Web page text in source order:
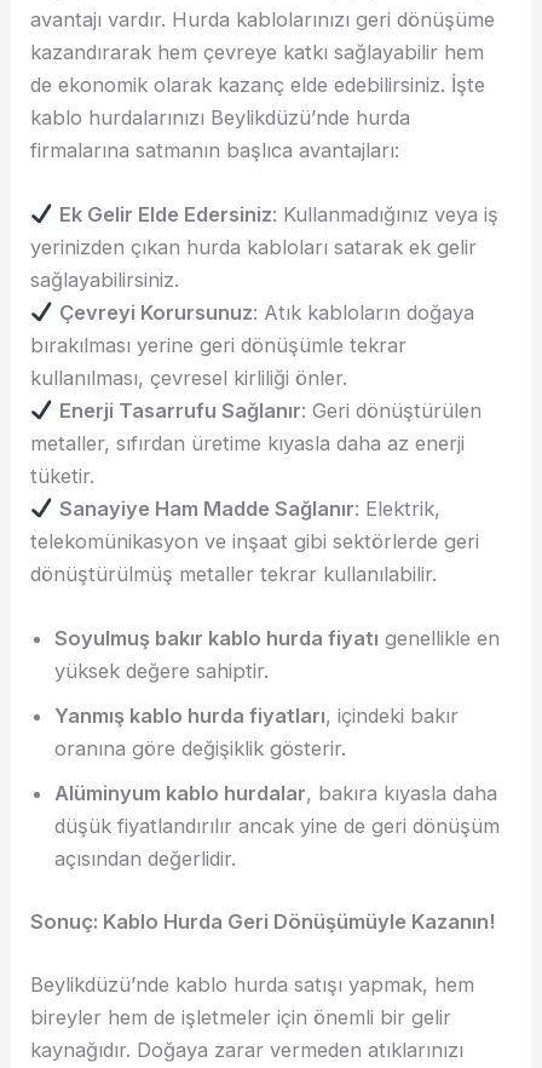
avantajı vardır. Hurda kablolarınızı geri dönüşüme
kazandırarak hem çevreye katkı sağlayabilir hem
de ekonomik olarak kazanç elde edebilirsiniz. İşte
kablo hurdalarınızı Beylikdüzü’nde hurda
firmalarına satmanın başlıca avantajları:
Ek Gelir Elde Edersiniz: Kullanmadığınız veya iş
yerinizden çıkan hurda kabloları satarak ek gelir
sağlayabilirsiniz.
Çevreyi Korursunuz: Atık kabloların doğaya
bırakılması yerine geri dönüşümle tekrar
kullanılması, çevresel kirliliği önler.
Enerji Tasarrufu Sağlanır: Geri dönüştürülen
metaller, sıfırdan üretime kıyasla daha az enerji
tüketir.
Sanayiye Ham Madde Sağlanır: Elektrik,
telekomünikasyon ve inşaat gibi sektörlerde geri
dönüştürülmüş metaller tekrar kullanılabilir.
Soyulmuş bakır kablo hurda fiyatı genellikle en
yüksek değere sahiptir.
Yanmış kablo hurda fiyatları, içindeki bakır
oranına göre değişiklik gösterir.
Alüminyum kablo hurdalar, bakıra kıyasla daha
düşük fiyatlandırılır ancak yine de geri dönüşüm
açısından değerlidir.
Sonuç: Kablo Hurda Geri Dönüşümüyle Kazanın!
Beylikdüzü’nde kablo hurda satışı yapmak, hem
bireyler hem de işletmeler için önemli bir gelir
kaynağıdır. Doğaya zarar vermeden atıklarınızı